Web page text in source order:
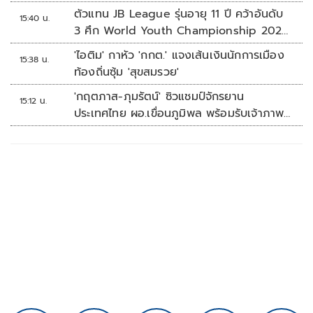
15:40 น.
ตัวแทน JB League รุ่นอายุ 11 ปี คว้าอันดับ
3 ศึก World Youth Championship 2026
ที่สิงคโปร์
15:38 น.
'ไอติม' กาหัว 'กกต.' แจงเส้นเงินนักการเมือง
ท้องถิ่นซุ้ม 'สุขสมรวย'
15:12 น.
'กฤตภาส-ภุมรัตน์' ซิวแชมป์จักรยาน
ประเทศไทย ผอ.เขื่อนภูมิพล พร้อมรับเจ้าภาพ
ต่อ ปี 2570